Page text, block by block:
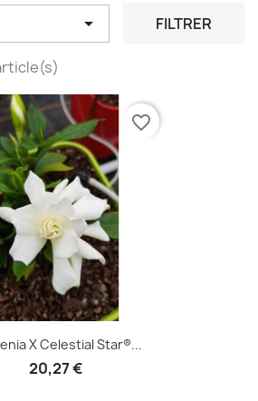
 FILTRER
X Celestial Star®...
20,27 €
favorite_border